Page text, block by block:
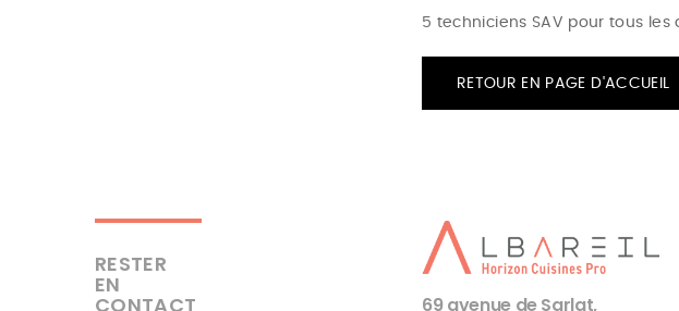
5 techniciens SAV pour tous
RETOUR EN PAGE D'ACCUEIL
RESTER
EN
CONTACT
69 avenue de Sarlat,